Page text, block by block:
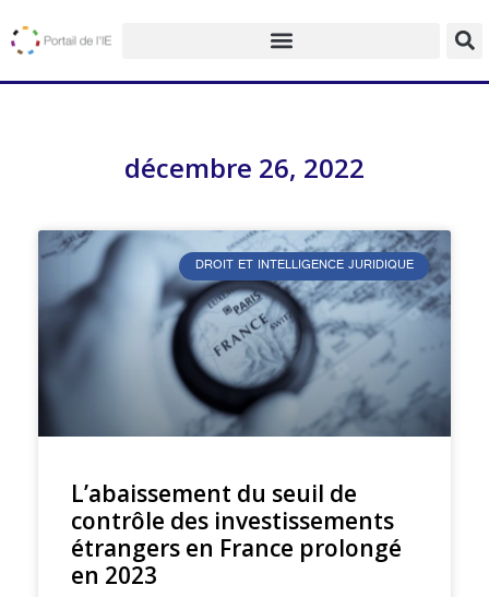
décembre 26, 2022
DROIT ET INTELLIGENCE JURIDIQUE
L’abaissement du seuil de
contrôle des investissements
étrangers en France prolongé
en 2023